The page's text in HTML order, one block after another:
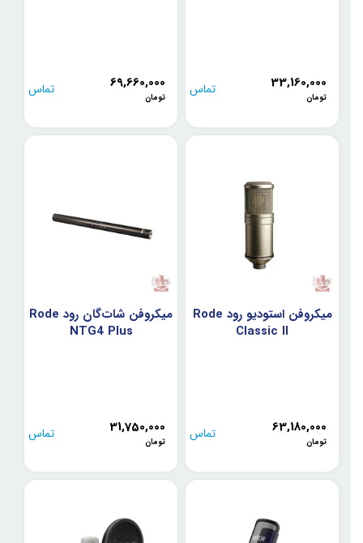
33,160,000
تومان تماس 69,660,000
تومان تماس
میکروفن استودیو رود Rode
Classic II
63,180,000
تومان تماس
میکروفن شات‌گان رود Rode
NTG4 Plus
31,750,000
تومان تماس